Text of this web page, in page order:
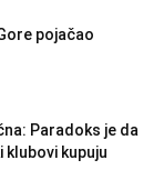
pojačao
Paradoks je da
kupuju